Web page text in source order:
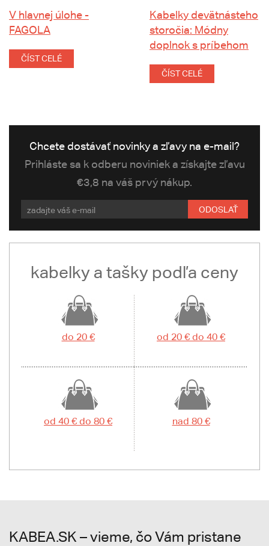
V hlavnej úlohe -
FAGOLA
ČÍST CELÉ
Kabelky devätnásteho
storočia: Módny
doplnok s príbehom
ČÍST CELÉ
Chcete dostávať novinky a zľavy na e-mail?
Prihláste sa k odberu noviniek a získajte zľavu
€3,8 na váš prvý nákup.
ODOSLAŤ
kabelky a tašky podľa ceny
do 20 € od 20 € do 40 €
od 40 € do 80 € nad 80 €
KABEA.SK – vieme, čo Vám pristane